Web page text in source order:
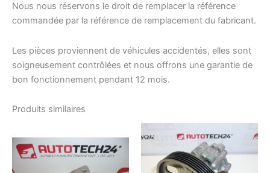
Nous nous réservons le droit de remplacer la référence
commandée par la référence de remplacement du fabricant.
Les pièces proviennent de véhicules accidentés, elles sont
soigneusement contrôlées et nous offrons une garantie de
bon fonctionnement pendant 12 mois.
Produits similaires